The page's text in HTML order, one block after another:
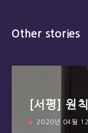
Other stories
[서평]
2020년 04월